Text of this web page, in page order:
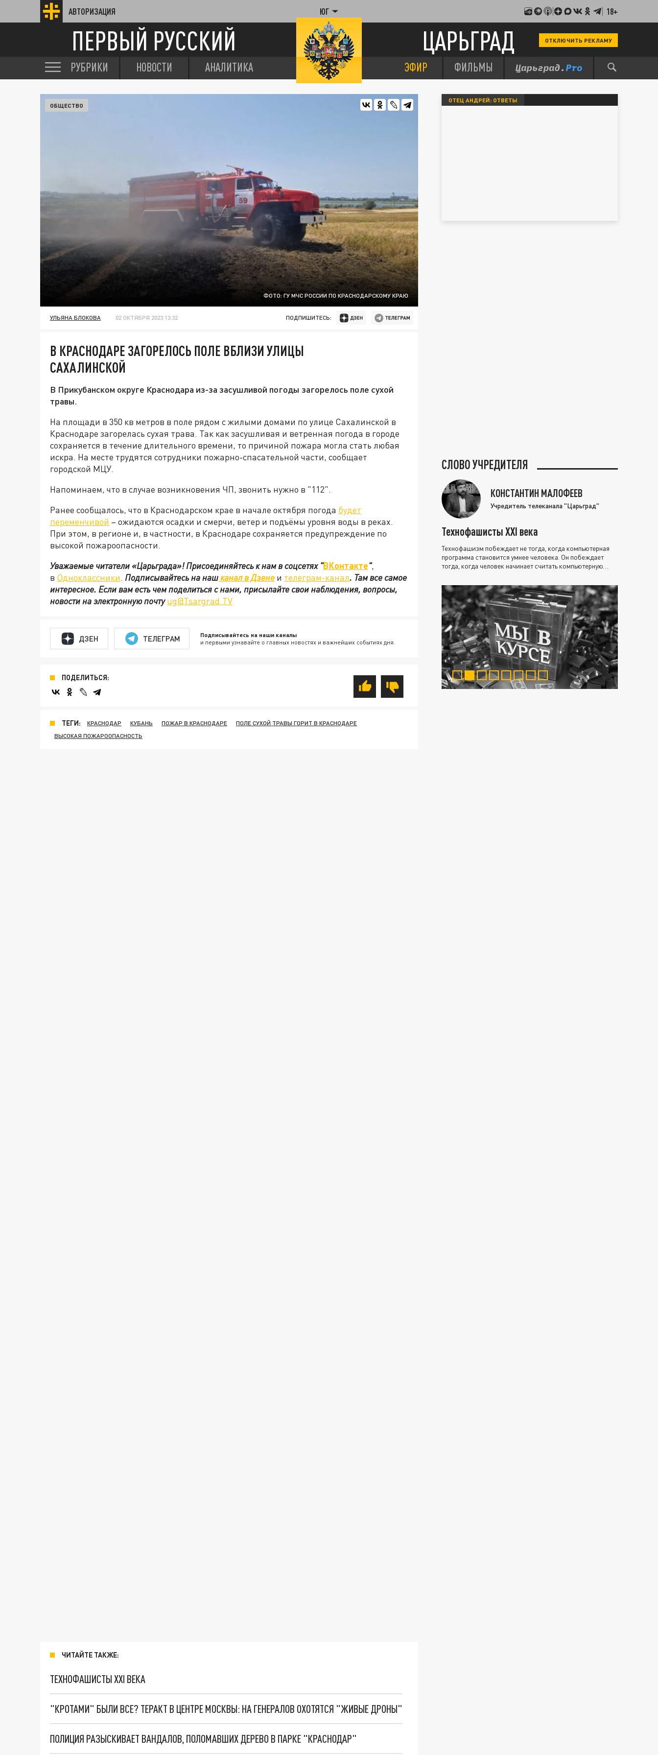
АВТОРИЗАЦИЯ ЮГ 18+
ПЕРВЫЙ РУССКИЙ ЦАРЬГРАД ОТКЛЮЧИТЬ РЕКЛАМУ
РУБРИКИ НОВОСТИ АНАЛИТИКА ЭФИР ФИЛЬМЫ
ФОТО: ГУ МЧС РОССИИ ПО КРАСНОДАРСКОМУ КРАЮ
ОБЩЕСТВО
УЛЬЯНА БЛОКОВА 02 ОКТЯБРЯ 2023 13:32 ПОДПИШИТЕСЬ:
В КРАСНОДАРЕ ЗАГОРЕЛОСЬ ПОЛЕ ВБЛИЗИ УЛИЦЫ
САХАЛИНСКОЙ
В Прикубанском округе Краснодара из-за засушливой погоды загорелось поле сухой
травы.
На площади в 350 кв метров в поле рядом с жилыми домами по улице Сахалинской в
Краснодаре загорелась сухая трава. Так как засушливая и ветренная погода в городе
сохраняется в течение длительного времени, то причиной пожара могла стать любая
искра. На месте трудятся сотрудники пожарно-спасательной части, сообщает
городской МЦУ.
Напоминаем, что в случае возникновения ЧП, звонить нужно в "112".
Ранее сообщалось, что в Краснодарском крае в начале октября погода будет
переменчивой – ожидаются осадки и смерчи, ветер и подъёмы уровня воды в реках.
При этом, в регионе и, в частности, в Краснодаре сохраняется предупреждение по
высокой пожароопасности.
Уважаемые читатели «Царьграда»! Присоединяйтесь к нам в соцсетях"ВКонтакте",
в Одноклассники. Подписывайтесь на нашканал в Дзене и телеграм-канал. Там все самое
интересное. Если вам есть чем поделиться с нами, присылайте свои наблюдения, вопросы,
новости на электронную почтуug@Tsargrad.TV
ДЗЕН ТЕЛЕГРАМ Подписывайтесь на наши каналы
и первыми узнавайте о главных новостях и важнейших событиях дня.
ПОДЕЛИТЬСЯ:
ТЕГИ: КРАСНОДАР КУБАНЬ ПОЖАР В КРАСНОДАРЕ
ПОЛЕ СУХОЙ ТРАВЫ ГОРИТ В КРАСНОДАРЕ
ВЫСОКАЯ ПОЖАРООПАСНОСТЬ
ЧИТАЙТЕ ТАКЖЕ:
ТЕХНОФАШИСТЫ XXI ВЕКА
"КРОТАМИ" БЫЛИ ВСЕ? ТЕРАКТ В ЦЕНТРЕ МОСКВЫ: НА ГЕНЕРАЛОВ ОХОТЯТСЯ "ЖИВЫЕ ДРОНЫ"
ПОЛИЦИЯ РАЗЫСКИВАЕТ ВАНДАЛОВ, ПОЛОМАВШИХ ДЕРЕВО В ПАРКЕ "КРАСНОДАР"
ОТЕЦ АНДРЕЙ: ОТВЕТЫ
СЛОВО УЧРЕДИТЕЛЯ
КОНСТАНТИН МАЛОФЕЕВ
Учредитель телеканала "Царьград"
Технофашисты XXI века
Технофашизм побеждает не тогда, когда компьютерная
программа становится умнее человека. Он побеждает
тогда, когда человек начинает считать компьютерную